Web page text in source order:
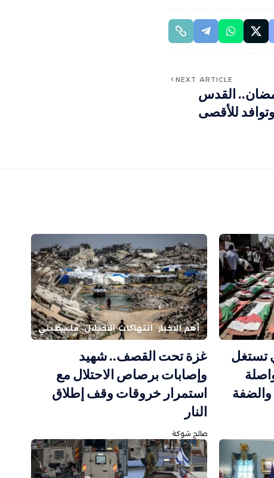
NEXT ARTICLE
القدس
للأقصى
تستغل
والضفة
أهم الاخبار انتهاكات الاحتلال فلسطيني
غزة تحت القصف.. شهيد
وإصابات برصاص الاحتلال مع
استمرار خروقات وقف إطلاق
النار
صالح شوكة